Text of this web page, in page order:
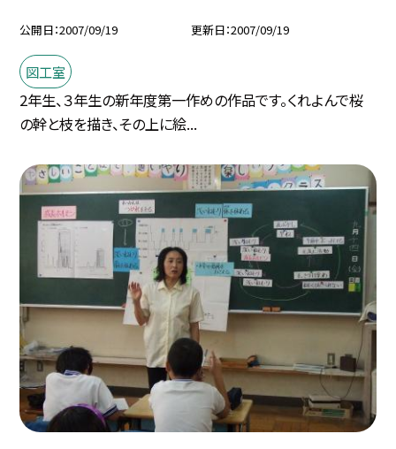
公開日 2007/09/19 更新日 2007/09/19
図工室
2年生、３年生の新年度第一作めの作品です。くれよんで桜
の幹と枝を描き、その上に絵...